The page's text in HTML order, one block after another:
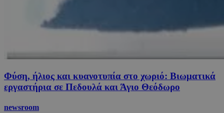
Φύση, ήλιος και κυανοτυπία στο χωριό: Βιωματικά
εργαστήρια σε Πεδουλά και Άγιο Θεόδωρο
newsroom